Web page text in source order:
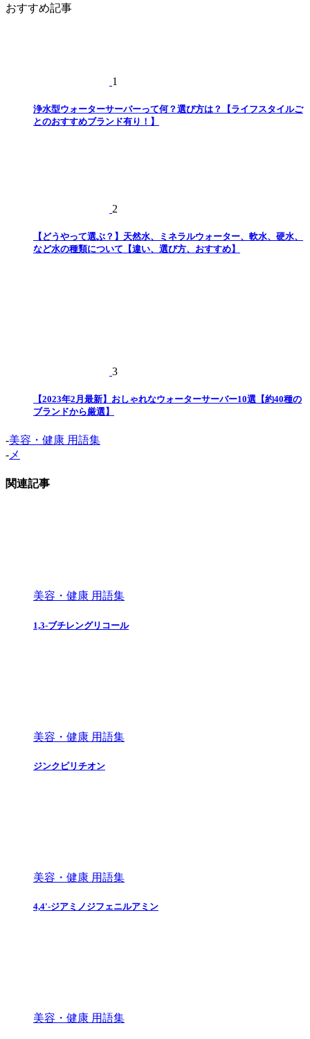
おすすめ記事
1
浄水型ウォーターサーバーって何？選び方は？【ライフスタイルご
とのおすすめブランド有り！】
2
【どうやって選ぶ？】天然水、ミネラルウォーター、軟水、硬水、
など水の種類について【違い、選び方、おすすめ】
3
【2023年2月最新】おしゃれなウォーターサーバー10選【約40種の
ブランドから厳選】
-美容・健康 用語集
- メ
関連記事
美容・健康 用語集
1,3-ブチレングリコール
美容・健康 用語集
ジンクピリチオン
美容・健康 用語集
4,4'-ジアミノジフェニルアミン
美容・健康 用語集